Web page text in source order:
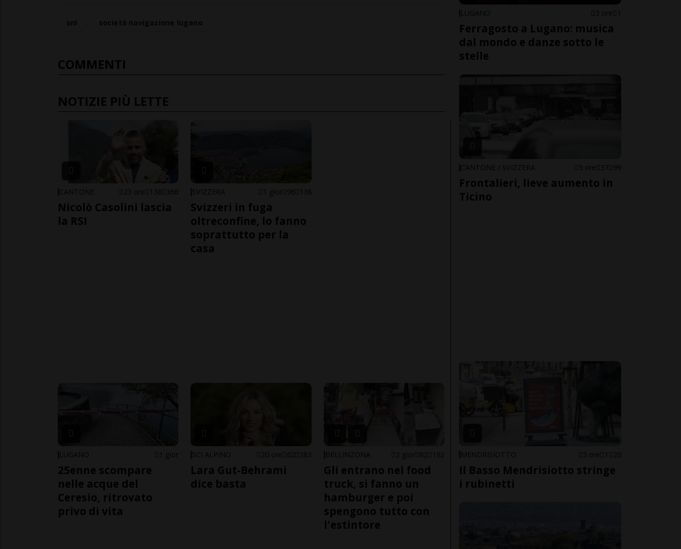
COMMENTI
NOTIZIE PIÙ LETTE
CANTONE 23 ore 138 366
Nicolò Casolini lascia
la RSI
SVIZZERA 1 gior 96 138
Svizzeri in fuga
oltreconfine, lo fanno
soprattutto per la
casa
LUGANO 1 gior
25enne scompare
nelle acque del
Ceresio, ritrovato
privo di vita
SCI ALPINO 20 ore 62 283
Lara Gut-Behrami
dice basta
BELLINZONA 2 gior 82 192
Gli entrano nel food
truck, si fanno un
hamburger e poi
spengono tutto con
l'estintore
LUGANO 3 ore 1
Ferragosto a Lugano: musica
dal mondo e danze sotto le
stelle
CANTONE / SVIZZERA 5 ore 37 99
Frontalieri, lieve aumento in
Ticino
MENDRISIOTTO 5 ore 1 20
Il Basso Mendrisiotto stringe
i rubinetti